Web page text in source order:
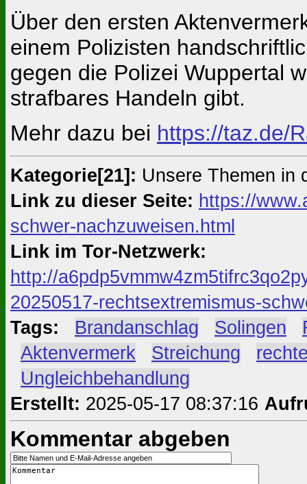
Über den ersten
einem Polizisten
gegen die Polizei Wuppertal
strafbares Handeln gibt.
Mehr dazu bei https://taz.de/
Kategorie[21]: Unsere Themen in
Link zu dieser Seite: https://
schwer-nachzuweisen.html
Link im Tor-Netzwerk:
http://
20250517-rechtsextremismus-
Tags:
Brandanschlag Solingen
Aktenvermerk Streichung
Ungleichbehandlung
Erstellt: 2025-05-17 08:37:16
Kommentar abgeben